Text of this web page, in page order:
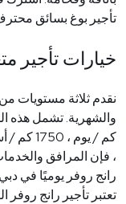
تأجير بوغ بسائق
خيارات تأجير
نقدم ثلاثة مستويات
، فإن المرافق
رانج روفر يوميًا في
تعتبر تأجير رانج روفر